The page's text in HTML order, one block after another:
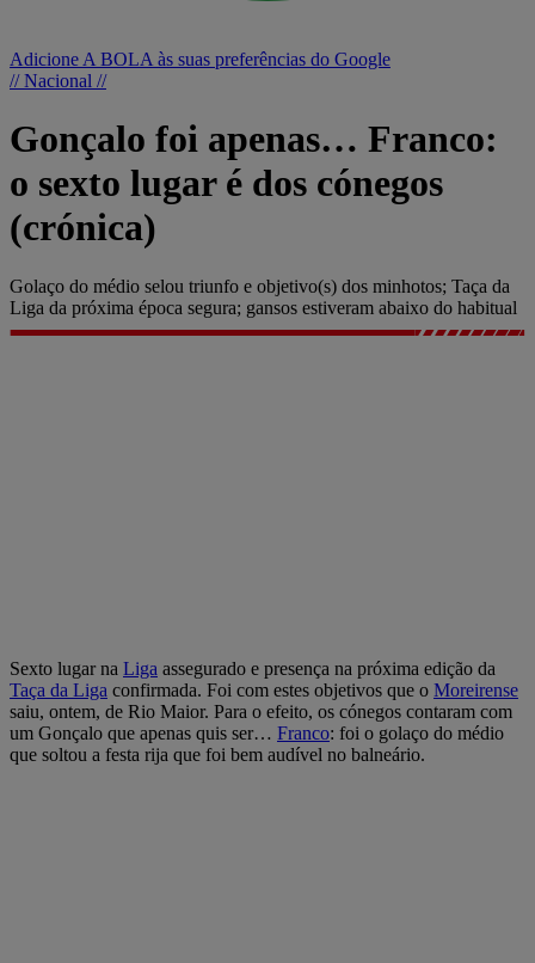
Adicione A BOLA às suas preferências do Google
// Nacional //
Gonçalo foi apenas… Franco:
o sexto lugar é dos cónegos
(crónica)
Golaço do médio selou triunfo e objetivo(s) dos minhotos; Taça da
Liga da próxima época segura; gansos estiveram abaixo do habitual
Sexto lugar na Liga assegurado e presença na próxima edição da
Taça da Liga confirmada. Foi com estes objetivos que o Moreirense
saiu, ontem, de Rio Maior. Para o efeito, os cónegos contaram com
um Gonçalo que apenas quis ser… Franco: foi o golaço do médio
que soltou a festa rija que foi bem audível no balneário.